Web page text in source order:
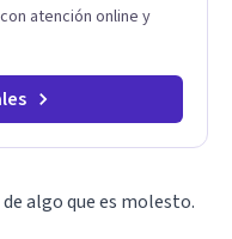
atención online y
algo que es molesto.